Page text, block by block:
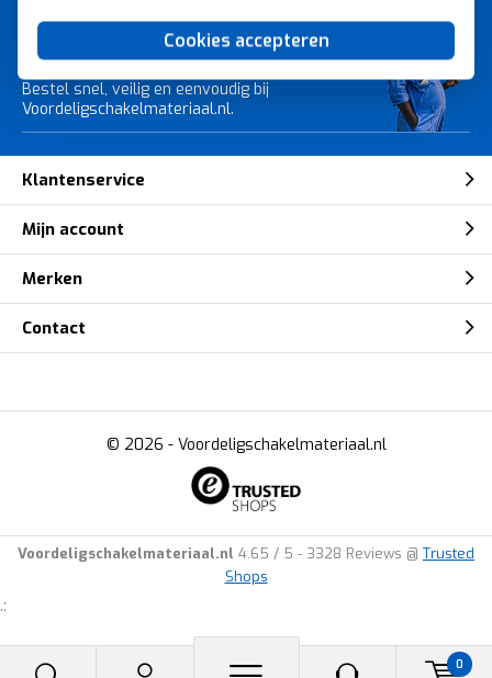
Cookies accepteren
0
A-merk schakelmateriaal voor
de laagste prijs.
Bestel snel, veilig en eenvoudig bij
Voordeligschakelmateriaal.nl.
Klantenservice
Mijn account
Merken
Contact
© 2026 - Voordeligschakelmateriaal.nl
Voordeligschakelmateriaal.nl 4.65 / 5 - 3328 Reviews @ Trusted
Shops
.: